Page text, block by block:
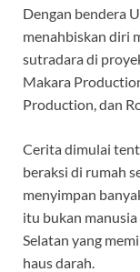
Dengan bendera
menahbiskan diri
sutradara di
Makara
Production, dan
Cerita dimulai
beraksi di rumah
menyimpan
itu bukan
Selatan yang
haus darah.